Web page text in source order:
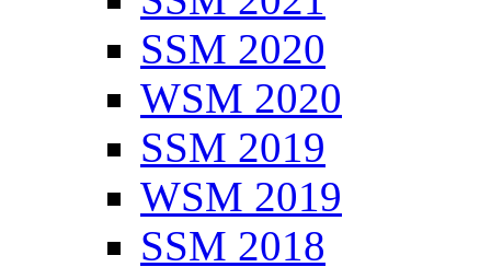
SSM 2020
WSM 2020
SSM 2019
WSM 2019
SSM 2018